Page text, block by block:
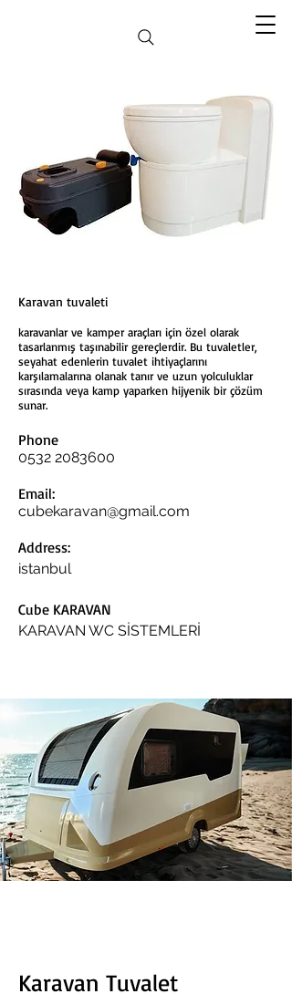
Karavan tuvaleti
karavanlar ve kamper araçları için özel olarak
tasarlanmış taşınabilir gereçlerdir. Bu tuvaletler,
seyahat edenlerin tuvalet ihtiyaçlarını
karşılamalarına olanak tanır ve uzun yolculuklar
sırasında veya kamp yaparken hijyenik bir çözüm
sunar.
Phone
0532 2083600
Email:
cubekaravan@gmail.com
Address:
istanbul
Cube KARAVAN
KARAVAN WC SİSTEMLERİ
Karavan Tuvalet